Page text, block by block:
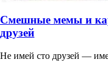
Смешные мемы и
друзей
Не имей сто друзей —